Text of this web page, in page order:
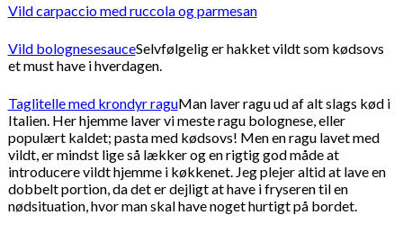
Vild carpaccio med ruccola og parmesan
Vild bolognesesauceSelvfølgelig er hakket vildt som kødsovs
et must have i hverdagen.
Taglitelle med krondyr raguMan laver ragu ud af alt slags kød i
Italien. Her hjemme laver vi meste ragu bolognese, eller
populært kaldet; pasta med kødsovs! Men en ragu lavet med
vildt, er mindst lige så lækker og en rigtig god måde at
introducere vildt hjemme i køkkenet. Jeg plejer altid at lave en
dobbelt portion, da det er dejligt at have i fryseren til en
nødsituation, hvor man skal have noget hurtigt på bordet.